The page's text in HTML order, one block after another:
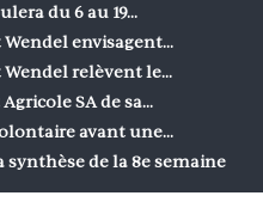
du 6 au 19…
envisagent…
relèvent le…
SA de sa…
avant une…
synthèse de la 8e semaine